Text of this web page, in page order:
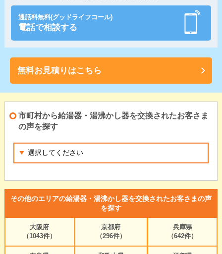
通話料無料(グッドライフコール)
電話で相談する
無料お見積りはこちら
市町村から給湯器・湯沸かし器を交換されたお客さま
の声を探す
その他のエリアの給湯器・湯沸かし器を交換されたお客さまの声
を探す
大阪府
（1043件）
京都府
（296件）
兵庫県
（642件）